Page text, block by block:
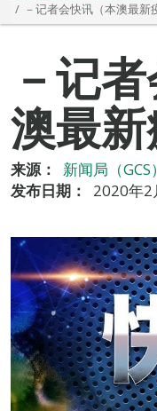
－记者会快讯（本澳最新
－记
澳最新
来源：
新闻局（GCS）
发布日期：
2020年2